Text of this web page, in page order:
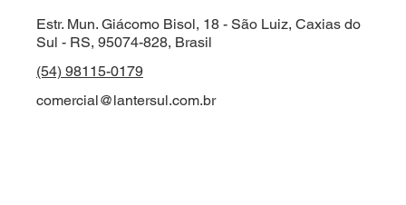
Estr. Mun. Giácomo Bisol, 18 - São Luiz, Caxias do
Sul - RS, 95074-828, Brasil
(54) 98115-0179
comercial@lantersul.com.br